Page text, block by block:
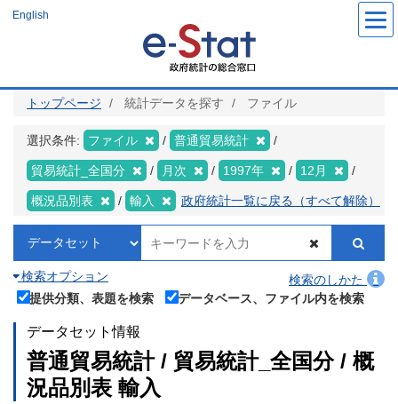
ツ
English
トップページ 統計データを探す ファイル
選択条件: ファイル 普通貿易統計
貿易統計_全国分 月次 1997年 12月
概況品別表 輸入 政府統計一覧に戻る（すべて解除）
検索オプション
検索のしかた
提供分類、表題を検索
データベース、ファイル内を検索
データセット情報
普通貿易統計 / 貿易統計_全国分 / 概
況品別表 輸入